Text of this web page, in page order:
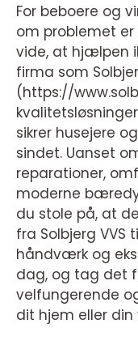
For beboere og
om problemet
vide, at hjælpen
firma som
(https://
sikrer husejere
sindet. Uanset
reparationer,
moderne
du stole på, at
fra Solbjerg VVS
håndværk og
dag, og tag det
velfungerende
dit hjem eller din